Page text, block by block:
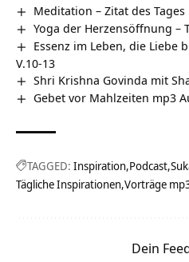
Meditation – Zitat des Tages
Yoga der Herzensöffnung –
Essenz im Leben, die Liebe
V.10-13
Shri Krishna Govinda mit
Gebet vor Mahlzeiten mp3
TAGGED: Inspiration Podcast
Tägliche Inspirationen Vorträge
Dein